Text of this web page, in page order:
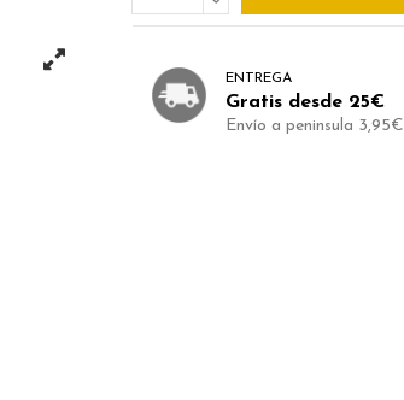
ENTREGA
Gratis desde 25€
Envío a peninsula 3,95€